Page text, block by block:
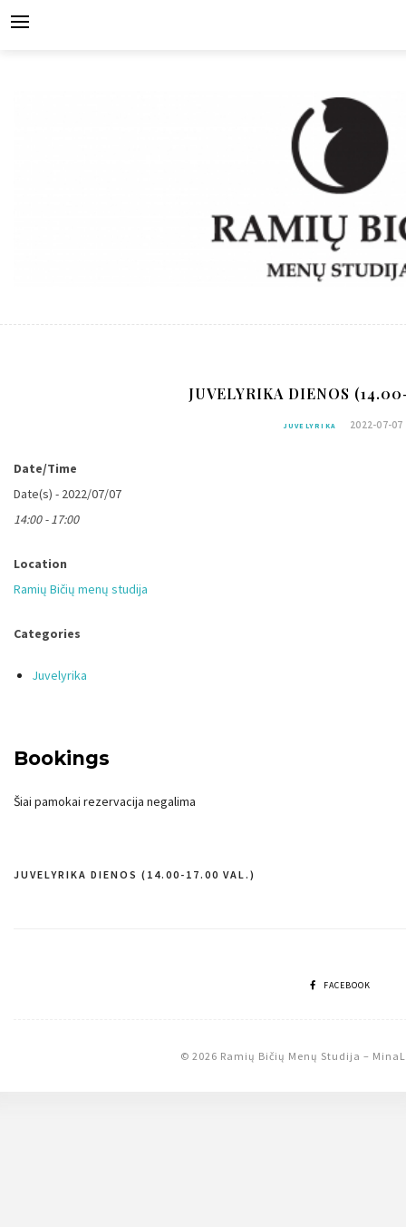
JUVELYRIKA DIENOS
JUVELYRIKA 2022-07-07
Date/Time
Date(s) - 2022/07/07
14:00 - 17:00
Location
Ramių Bičių menų studija
Categories
Juvelyrika
Bookings
Šiai pamokai rezervacija negalima
Navigacija
JUVELYRIKA DIENOS (14.00-17.00 VAL.)
FACEBOOK
© 2026 Ramių Bičių Menų Studija –